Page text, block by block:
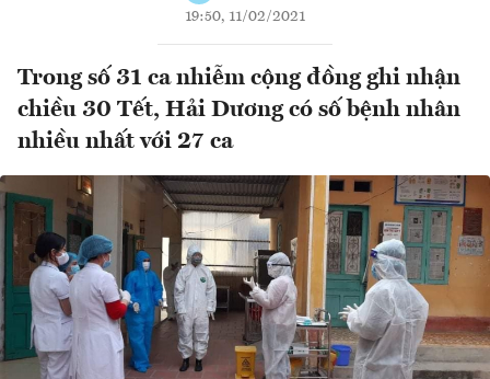
19:50, 11/02/2021
Trong số 31 ca nhiễm cộng đồng ghi nhận
chiều 30 Tết, Hải Dương có số bệnh nhân
nhiều nhất với 27 ca